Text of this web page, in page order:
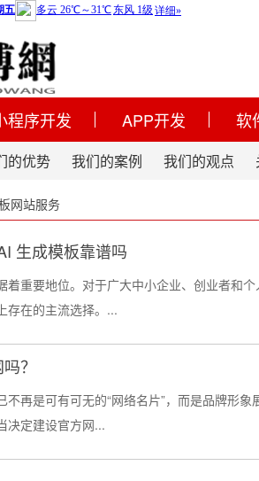
程序开发 APP开发 软
的优势 我们的案例 我们的观点
网站服务
生成模板靠谱吗
着重要地位。对于广大中小企业、创业者和
存在的主流选择。...
？
再是可有可无的“网络名片”，而是品牌形
决定建设官方网...